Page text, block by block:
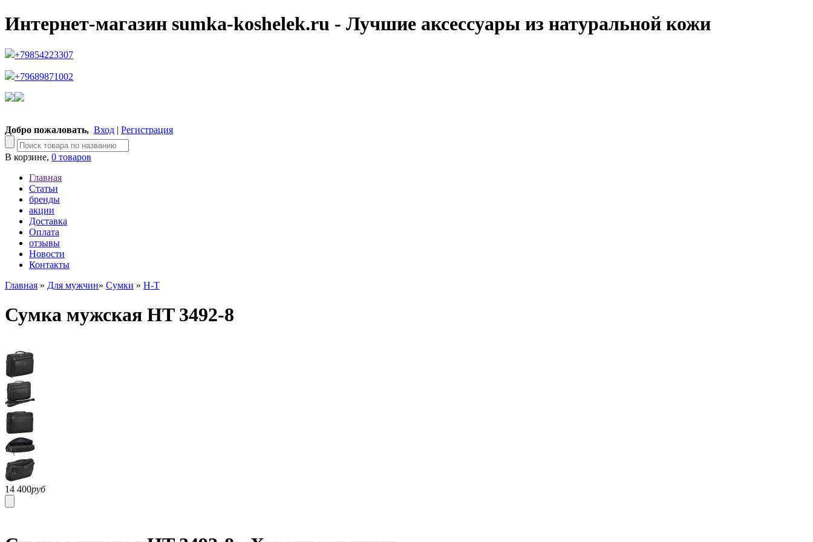
Интернет-магазин sumka-koshelek.ru - Лучшие аксессуары из натуральной кожи
+79854223307
+79689871002
Добро пожаловать, Вход | Регистрация
В корзине, 0 товаров
Главная
Статьи
бренды
акции
Доставка
Оплата
отзывы
Новости
Контакты
Главная » Для мужчин» Сумки » H-T
Сумка мужская HT 3492-8
14 400руб